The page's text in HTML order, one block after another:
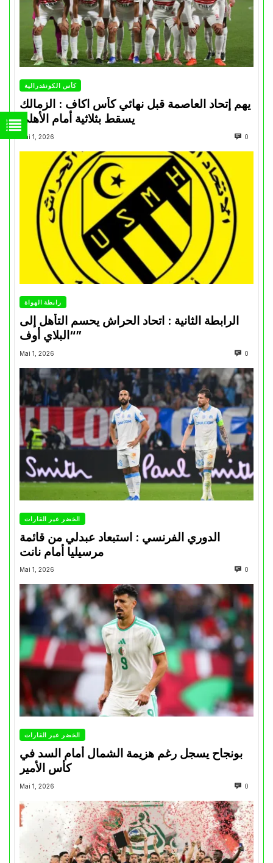
كأس الكونفدرالية
يهم إتحاد العاصمة قبل نهائي كأس اكاف : الزمالك
Mai 1, 2026 0
رابطة الهواة
الرابطة الثانية : اتحاد الحراش يحسم التأهل إلى
“البلاي أوف”
Mai 1, 2026 0
الخضر عبر القارات
الدوري الفرنسي : استبعاد عبدلي من قائمة
مرسيليا أمام نانت
Mai 1, 2026 0
الخضر عبر القارات
بونجاح يسجل رغم هزيمة الشمال أمام السد في
كأس الأمير
Mai 1, 2026 0